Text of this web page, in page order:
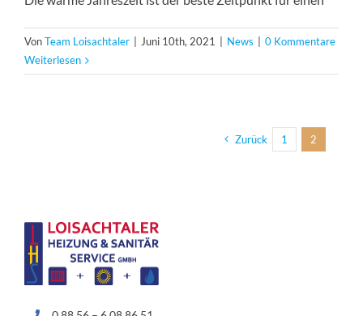
VonTeam Loisachtaler Juni 10th, 2021 News
0 Kommentare
Weiterlesen
Zurück 1 2